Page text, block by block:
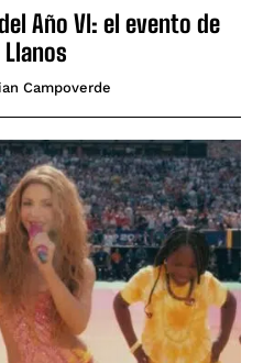
Año VI: el evento de
Campoverde